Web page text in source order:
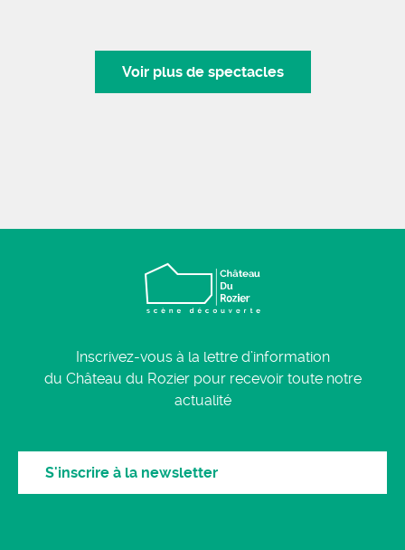
Voir plus de spectacles
Inscrivez-vous à la lettre d’information
du Château du Rozier pour recevoir toute notre
actualité
S'inscrire à la newsletter